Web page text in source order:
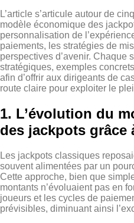
L’article s’articule autour de
modèle économique des
personnalisation de
paiements, les stratégies de
perspectives d’avenir. Chaque
stratégiques, exemples
afin d’offrir aux dirigeants de
route claire pour exploiter le
1. L’évolution du
des jackpots grâce
Les jackpots classiques
souvent alimentées par un
Cette approche, bien que
montants n’évoluaient pas en
joueurs et les cycles de
prévisibles, diminuant ainsi